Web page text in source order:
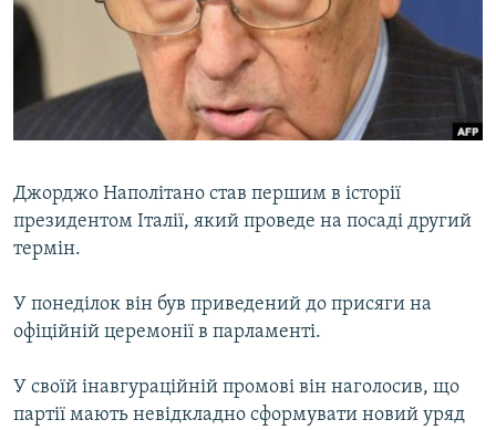
ДЕПОРТАЦІЯ
ВІДЕОУРОКИ «ELIFBE»
СВІДЧЕННЯ ОКУПАЦІЇ
УКРАЇНСЬКА ПРОБЛЕМА КРИМУ
ЯК ОБІЙТИ БЛОКУВАННЯ
Qırımtatar
Джорджо Наполітано став першим в історії
президентом Італії, який проведе на посаді другий
термін.
У понеділок він був приведений до присяги на
офіційній церемонії в парламенті.
У своїй інавгураційній промові він наголосив, що
партії мають невідкладно сформувати новий уряд